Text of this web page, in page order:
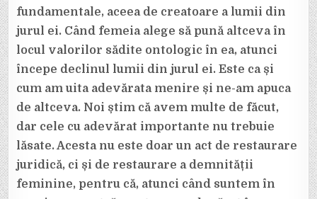
fundamentale, aceea de creatoare a lumii din
jurul ei. Când femeia alege să pună altceva în
locul valorilor sădite ontologic în ea, atunci
începe declinul lumii din jurul ei. Este ca și
cum am uita adevărata menire și ne-am apuca
de altceva. Noi știm că avem multe de făcut,
dar cele cu adevărat importante nu trebuie
lăsate. Acesta nu este doar un act de restaurare
juridică, ci și de restaurare a demnității
feminine, pentru că, atunci când suntem în